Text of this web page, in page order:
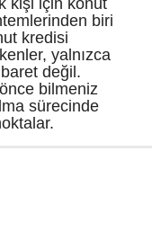
kişi için konut
biri
kredisi
yalnızca
değil.
bilmeniz
sürecinde